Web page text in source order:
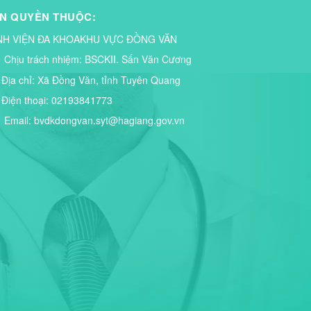
QUYỀN THUỘC:
VIỆN ĐA KHOAKHU VỰC ĐỒNG VĂN
Chịu trách nhiệm: BSCKII. Sấn Văn Cương
Địa chỉ: Xã Đồng Văn, tỉnh Tuyên Quang
Điện thoại: 02193841773
Email: bvdkdongvan.syt@hagiang.gov.vn